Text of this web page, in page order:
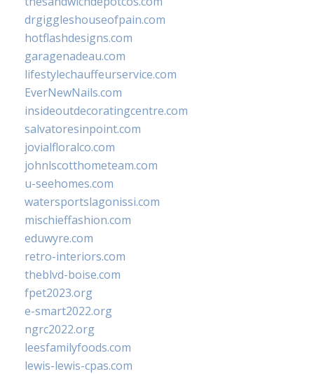
drgiggleshouseofpain.com
hotflashdesigns.com
garagenadeau.com
lifestylechauffeurservice.com
EverNewNails.com
insideoutdecoratingcentre.com
salvatoresinpoint.com
jovialfloralco.com
johnlscotthometeam.com
u-seehomes.com
watersportslagonissi.com
mischieffashion.com
eduwyre.com
retro-interiors.com
theblvd-boise.com
fpet2023.org
e-smart2022.org
ngrc2022.org
leesfamilyfoods.com
lewis-lewis-cpas.com